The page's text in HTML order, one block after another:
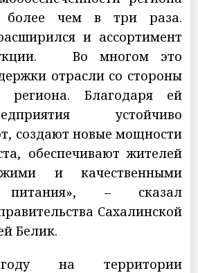
более чем в три раза.
и ассортимент
Во многом это
отрасли со стороны
региона. Благодаря ей
устойчиво
создают новые мощности
обеспечивают жителей
и качественными
питания», – сказал
Сахалинской
Белик.
на территории